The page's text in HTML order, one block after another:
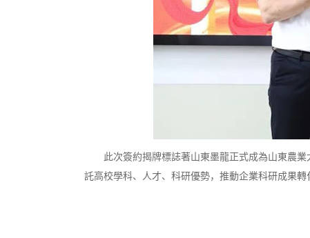
此次簽約揭牌標誌著山東墨龍正式成為山東農業
託高校學科、人才、科研優勢，推動企業科研成果